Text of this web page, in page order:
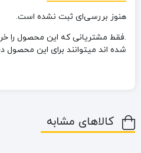
هنوز بررسی‌ای ثبت نشده است.
.فقط مشتریانی که این محصول را
شده اند میتوانند برای این محصول
کالاهای مشابه